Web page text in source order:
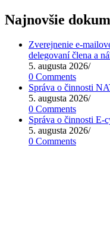
Najnovšie
Zverejnenie e-
delegovaní člena a
5. augusta 2026/
0 Comments
Správa o činnosti
5. augusta 2026/
0 Comments
Správa o činnosti E-
5. augusta 2026/
0 Comments